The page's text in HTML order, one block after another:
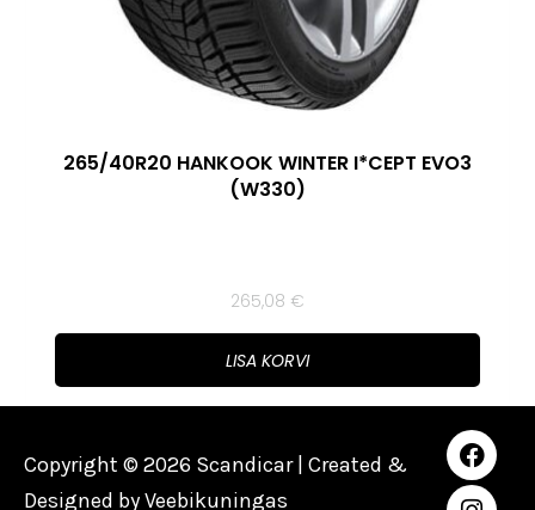
265/40R20 HANKOOK WINTER I*CEPT EVO3
(W330)
265,08 €
LISA KORVI
Copyright © 2026 Scandicar | Created &
Designed byVeebikuningas